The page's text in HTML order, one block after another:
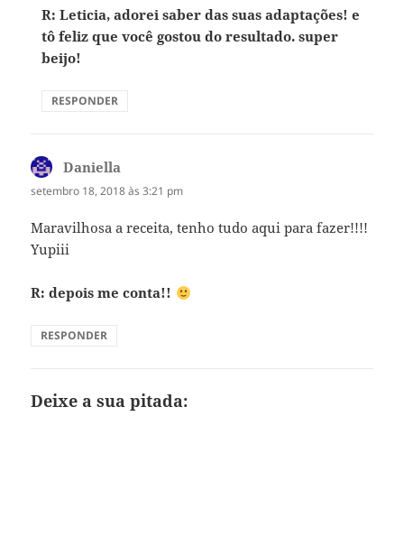
R: Leticia, adorei saber das suas adaptações! e
tô feliz que você gostou do resultado. super
beijo!
RESPONDER
Daniella
setembro 18, 2018 às 3:21 pm
Maravilhosa a receita, tenho tudo aqui para fazer!!!!
Yupiii
R: depois me conta!!
RESPONDER
Deixe a sua pitada: